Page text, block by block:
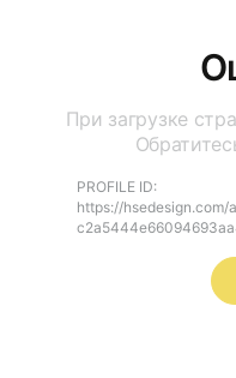
При загрузке
PROFILE ID:
https://